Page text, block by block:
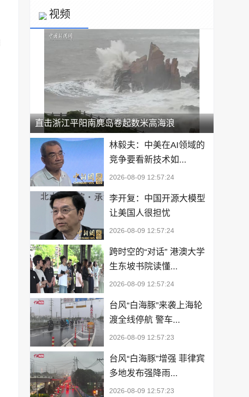
视频
直击浙江平阳南麂岛卷起数米高海浪
林毅夫：中美在AI领域的
竞争要看新技术如...
2026-08-09 12:57:24
李开复：中国开源大模型
让美国人很担忧
2026-08-09 12:57:24
跨时空的“对话” 港澳大学
生东坡书院读懂...
2026-08-09 12:57:24
台风“白海豚”来袭上海轮
渡全线停航 警车...
2026-08-09 12:57:23
台风“白海豚”增强 菲律宾
多地发布强降雨...
2026-08-09 12:57:23